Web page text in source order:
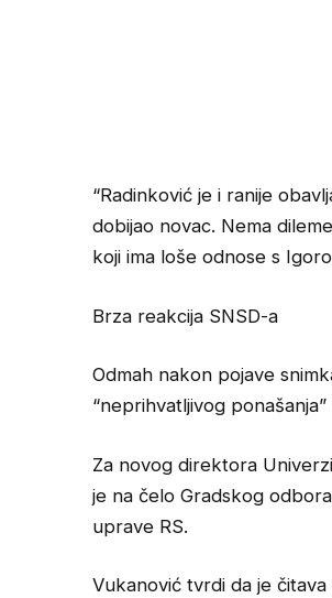
“Radinković je i ranije
dobijao novac. Nema
koji ima loše odnose s
Brza reakcija SNSD-a
Odmah nakon pojave
“neprihvatljivog
Za novog direktora
je na čelo Gradskog
uprave RS.
Vukanović tvrdi da je